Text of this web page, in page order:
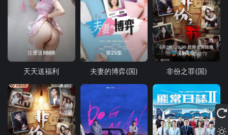
注册送8888
天天送福利
第25集
夫妻的博弈(国)
25集全
非份之罪(国)